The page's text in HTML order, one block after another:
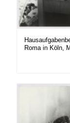
Roma in Köln,